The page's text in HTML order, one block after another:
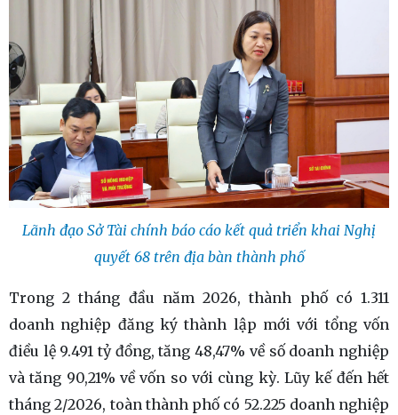
Lãnh đạo Sở Tài chính báo cáo kết quả triển khai Nghị
quyết 68 trên địa bàn thành phố
Trong 2 tháng đầu năm 2026, thành phố có 1.311
doanh nghiệp đăng ký thành lập mới với tổng vốn
điều lệ 9.491 tỷ đồng, tăng 48,47% về số doanh nghiệp
và tăng 90,21% về vốn so với cùng kỳ. Lũy kế đến hết
tháng 2/2026, toàn thành phố có 52.225 doanh nghiệp